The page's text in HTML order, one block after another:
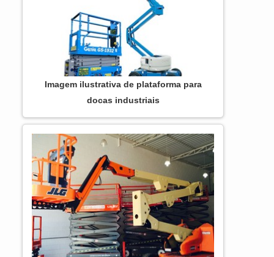
Há muitas maneiras eficientes de...
Imagem ilustrativa de plataforma para
docas industriais